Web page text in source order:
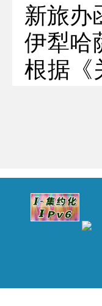
新旅办
伊犁哈
根据《
监管服
一、平
（一
务操
审核电